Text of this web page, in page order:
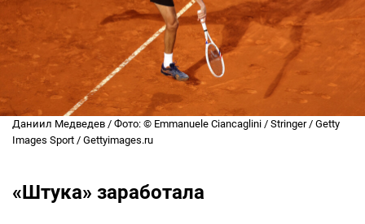
Даниил Медведев / Фото: © Emmanuele Ciancaglini / Stringer / Getty
Images Sport / Gettyimages.ru
«Штука» заработала